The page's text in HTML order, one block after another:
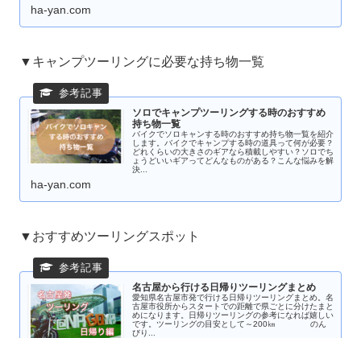
ha-yan.com
▼キャンプツーリングに必要な持ち物一覧
ソロでキャンプツーリングする時のおすすめ
持ち物一覧
バイクでソロキャンする時のおすすめ持ち物一覧を紹介
します。バイクでキャンプする時の道具って何が必要？
どれくらいの大きさのギアなら積載しやすい？ソロでち
ょうどいいギアってどんなものがある？こんな悩みを解
決...
ha-yan.com
▼おすすめツーリングスポット
名古屋から行ける日帰りツーリングまとめ
愛知県名古屋市発で行ける日帰りツーリングまとめ。名
古屋市役所からスタートでの距離で県ごとに分けたまと
めになります。日帰りツーリングの参考になれば嬉しい
です。ツーリングの目安として～200㎞ のん
びり...